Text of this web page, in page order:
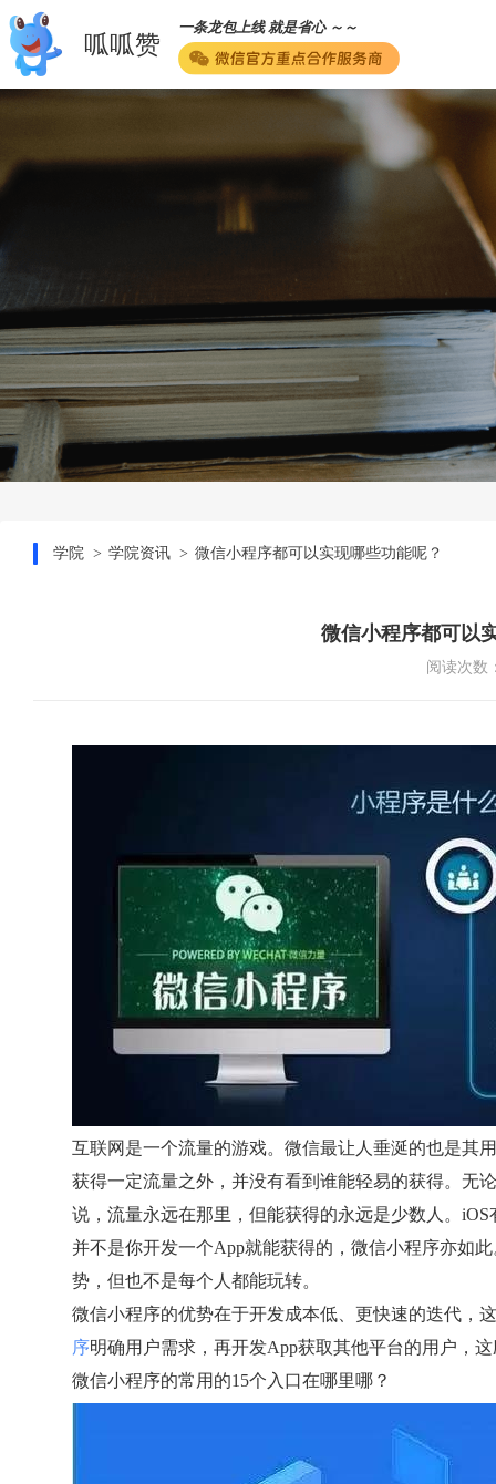
呱呱赞
一条龙包上线 就是省心 ～～
学院 学院资讯 微信小程序都可以实现哪些功能呢？
微信小程序都可以
阅读次数
互联网是一个流量的游戏。微信最让人垂涎的也是其
获得一定流量之外，并没有看到谁能轻易的获得。无
说，流量永远在那里，但能获得的永远是少数人。
并不是你开发一个App就能获得的，微信小程序亦如
势，但也不是每个人都能玩转。
微信小程序的优势在于开发成本低、更快速的迭代，
序明确用户需求，再开发App获取其他平台的用户，
微信小程序的常用的15个入口在哪里哪？